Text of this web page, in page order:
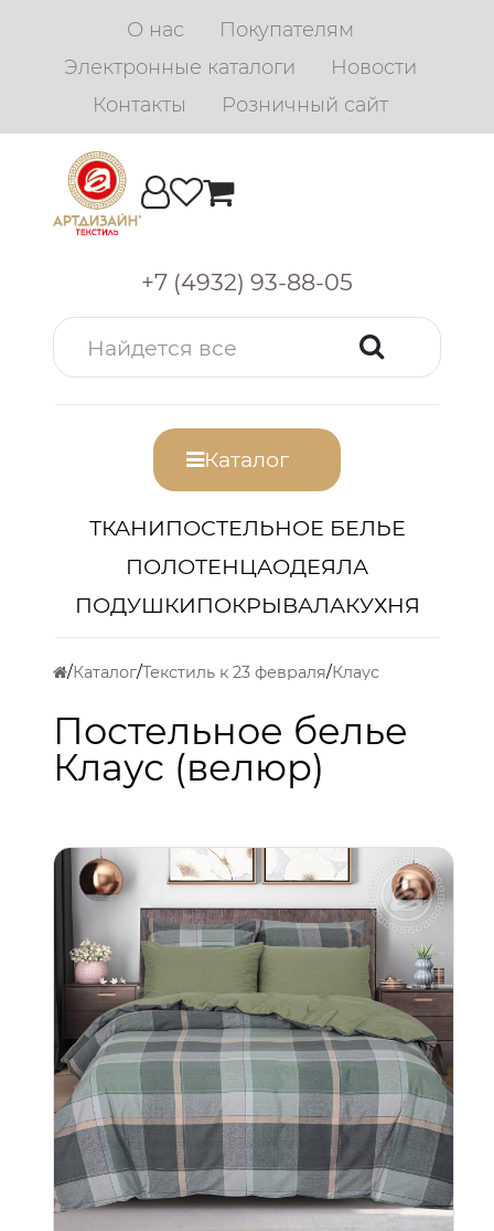
О нас
Покупателям
Электронные каталоги
Новости
Контакты
Розничный сайт
+7 (4932) 93-88-05
Каталог
ТКАНИПОСТЕЛЬНОЕ БЕЛЬЕ
ПОЛОТЕНЦАОДЕЯЛА
ПОДУШКИПОКРЫВАЛАКУХНЯ
Каталог Текстиль к 23 февраля Клаус
Постельное белье
Клаус (велюр)